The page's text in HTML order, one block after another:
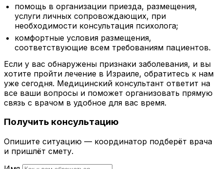
помощь в организации приезда, размещения,
услуги личных сопровождающих, при
необходимости консультация психолога;
комфортные условия размещения,
соответствующие всем требованиям пациентов.
Если у вас обнаружены признаки заболевания, и вы
хотите пройти лечение в Израиле, обратитесь к нам
уже сегодня. Медицинский консультант ответит на
все ваши вопросы и поможет организовать прямую
связь с врачом в удобное для вас время.
Получить консультацию
Опишите ситуацию — координатор подберёт врача
и пришлёт смету.